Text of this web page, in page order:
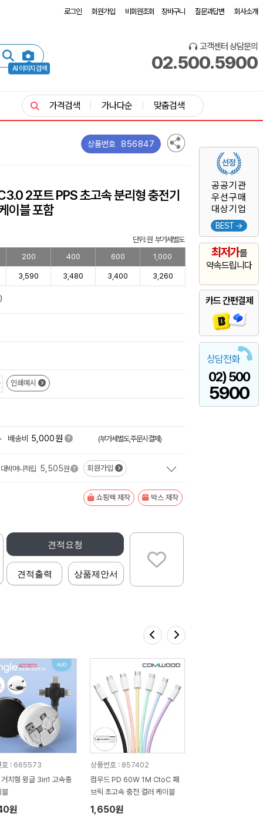
로그인 회원가입 비회원조회 장바구니 질문과답변 회사소개
AI 이미지 검색
고객센터 상담문의
02.500.5900
공공기관
우선구매
대상기업
BEST →
최저가를
약속드립니다
카드 간편결제
상담전화
02) 500
5900
가격검색 가나다순 맞춤검색
상품번호 856847
2포트 PPS 초고속 분리형 충전기
이블 포함
단위: 원 부가세별도
200
400 600 1,000
3,590 3,480 3,400 3,260
인쇄예시
배송비 5,000원 (부가세별도,주문시결제)
대박머니적립 5,505원 회원가입
쇼핑백 제작 박스 제작
견적요청
견적출력 상품제안서
호 : 665573
치형 윙글 3in1 고속충
블
원
상품번호 : 857402
컴우드 PD 60W 1M CtoC 패
브릭 초고속 충전 컬러 케이블
1,650원